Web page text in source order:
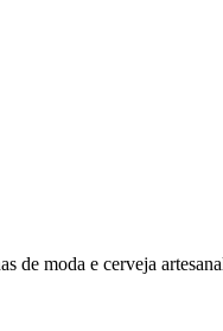
de moda e cerveja